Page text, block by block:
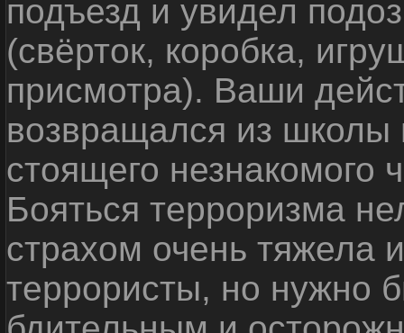
подъезд и увидел
(свёрток, коробка,
присмотра). Ваши
возвращался из школы
стоящего незнакомого
Бояться терроризма
страхом очень тяжела
террористы, но нужно